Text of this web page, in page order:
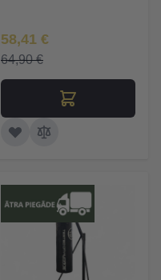
Īpaša Cena
58,41 €
64,90 €